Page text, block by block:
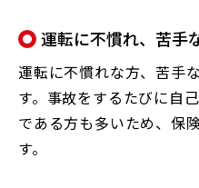
運転に不慣れ、苦手
運転に不慣れな方、苦手
す。事故をするたびに自
である方も多いため、保
す。